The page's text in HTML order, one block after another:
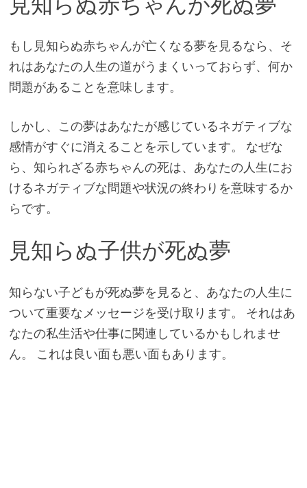
もし見知らぬ赤ちゃんが亡くなる夢を見るなら、そ
れはあなたの人生の道がうまくいっておらず、何か
問題があることを意味します。
しかし、この夢はあなたが感じているネガティブな
感情がすぐに消えることを示しています。 なぜな
ら、知られざる赤ちゃんの死は、あなたの人生にお
けるネガティブな問題や状況の終わりを意味するか
らです。
見知らぬ子供が死ぬ夢
知らない子どもが死ぬ夢を見ると、あなたの人生に
ついて重要なメッセージを受け取ります。 それはあ
なたの私生活や仕事に関連しているかもしれませ
ん。 これは良い面も悪い面もあります。